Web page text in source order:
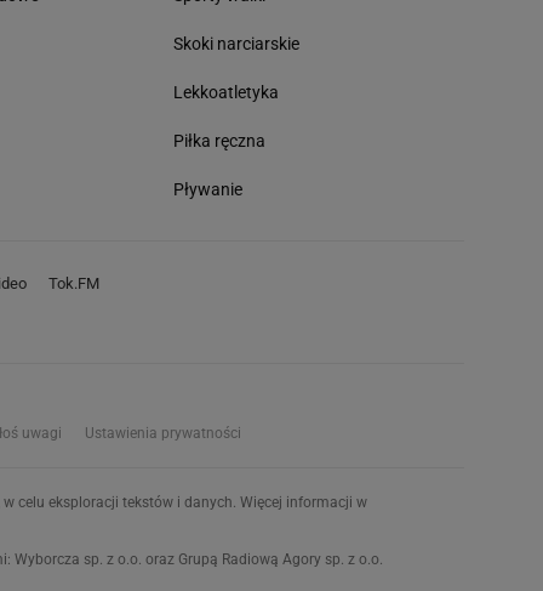
Skoki narciarskie
Lekkoatletyka
Piłka ręczna
Pływanie
Tok.FM
uwagi Ustawienia prywatności
celu eksploracji tekstów i danych. Więcej informacji w
sp. z o.o. oraz Grupą Radiową Agory sp. z o.o.